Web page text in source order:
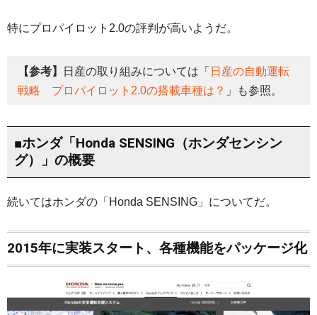
特にプロパイロット2.0の評判が高いようだ。
【参考】 日産の取り組みについては「 日産の自動運転
戦略 プロパイロット2.0の搭載車種は？ 」も参照。
■ホンダ「Honda SENSING（ホンダセンシン
グ）」の概要
続いてはホンダの「Honda SENSING」についてだ。
2015年に実装スタート、各種機能をパッケージ化